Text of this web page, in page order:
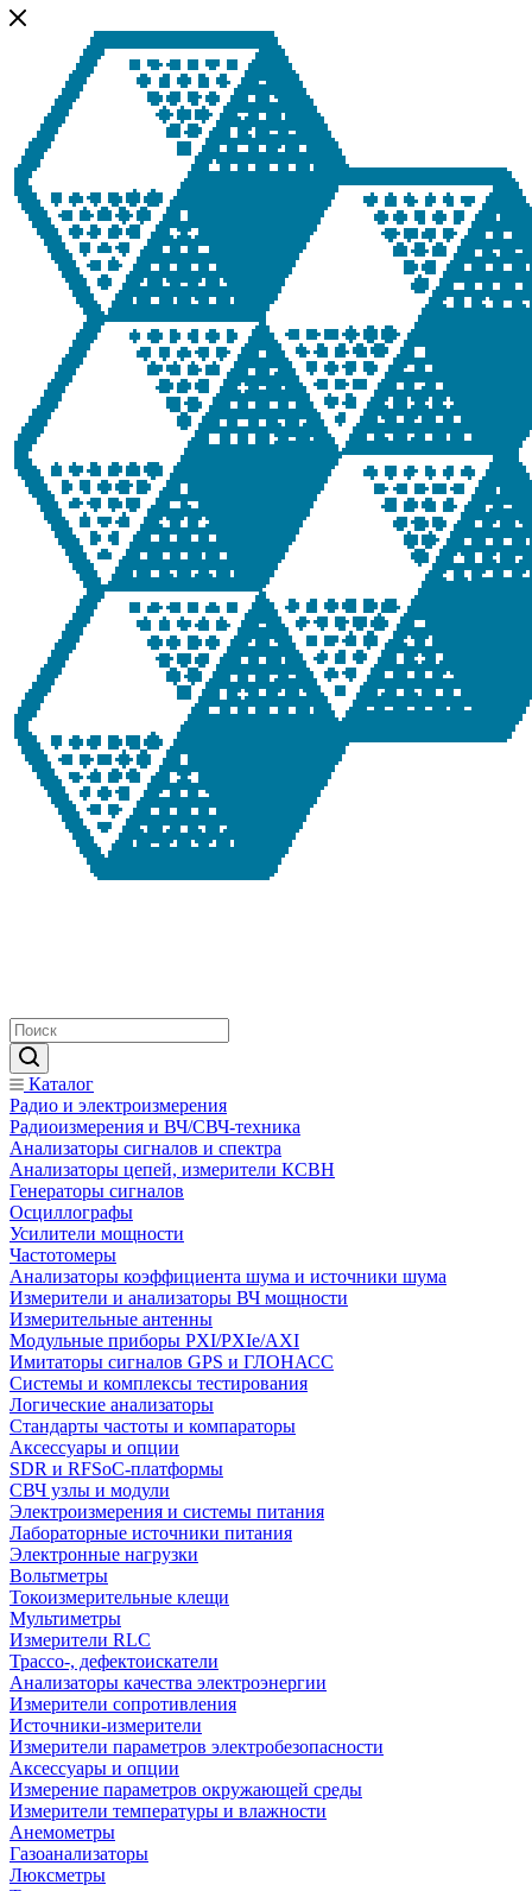
Каталог
Радио и электроизмерения
Радиоизмерения и ВЧ/СВЧ-техника
Анализаторы сигналов и спектра
Анализаторы цепей, измерители КСВН
Генераторы сигналов
Осциллографы
Усилители мощности
Частотомеры
Анализаторы коэффициента шума и источники шума
Измерители и анализаторы ВЧ мощности
Измерительные антенны
Модульные приборы PXI/PXIe/AXI
Имитаторы сигналов GPS и ГЛОНАСС
Системы и комплексы тестирования
Логические анализаторы
Стандарты частоты и компараторы
Аксессуары и опции
SDR и RFSoC‑платформы
СВЧ узлы и модули
Электроизмерения и системы питания
Лабораторные источники питания
Электронные нагрузки
Вольтметры
Токоизмерительные клещи
Мультиметры
Измерители RLC
Трассо-, дефектоискатели
Анализаторы качества электроэнергии
Измерители сопротивления
Источники-измерители
Измерители параметров электробезопасности
Аксессуары и опции
Измерение параметров окружающей среды
Измерители температуры и влажности
Анемометры
Газоанализаторы
Люксметры